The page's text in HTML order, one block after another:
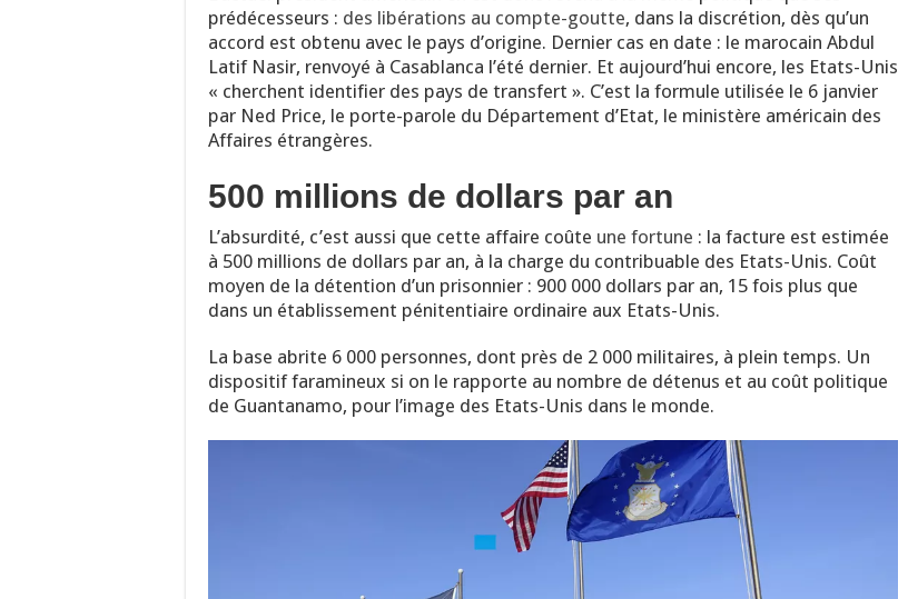
prédécesseurs : des libérations au compte-goutte, dans la discrétion, dès qu’un
accord est obtenu avec le pays d’origine. Dernier cas en date : le marocain Abdul
Latif Nasir, renvoyé à Casablanca l’été dernier. Et aujourd’hui encore, les Etats-Unis
« cherchent identifier des pays de transfert ». C’est la formule utilisée le 6 janvier
par Ned Price, le porte-parole du Département d’Etat, le ministère américain des
Affaires étrangères.
500 millions de dollars par an
L’absurdité, c’est aussi que cette affaire coûte une fortune : la facture est estimée
à 500 millions de dollars par an, à la charge du contribuable des Etats-Unis. Coût
moyen de la détention d’un prisonnier : 900 000 dollars par an, 15 fois plus que
dans un établissement pénitentiaire ordinaire aux Etats-Unis.
La base abrite 6 000 personnes, dont près de 2 000 militaires, à plein temps. Un
dispositif faramineux si on le rapporte au nombre de détenus et au coût politique
de Guantanamo, pour l’image des Etats-Unis dans le monde.